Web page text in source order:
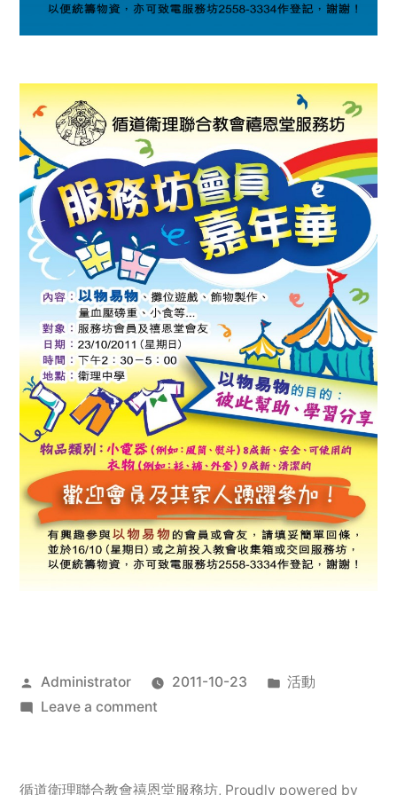
Posted
by
Administrator 2011-10-23
Posted
活動
Leave a commenton
服
循道衛理聯合教會禧恩堂服務坊, Proudly powered by